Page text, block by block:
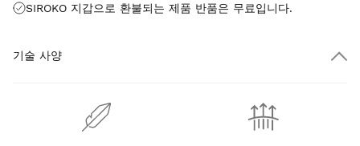
SIROKO 지갑으로 환불되는 제품 반품은 무료입니다.
기술 사양